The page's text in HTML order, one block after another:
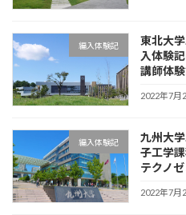
編入体験記
東北大
入体験
講師体
2022年7月
編入体験記
九州大
子工学
テクノ
2022年7月